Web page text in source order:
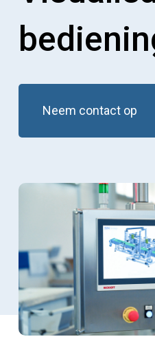
Neem contact op